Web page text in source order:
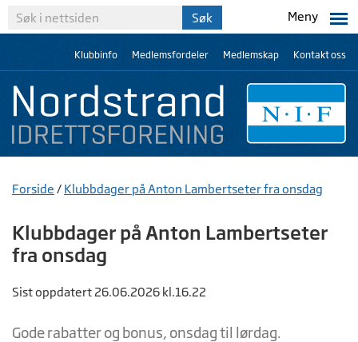
Meny
Klubbinfo Medlemsfordeler Medlemskap Kontakt oss
Forside / Klubbdager på Anton Lambertseter fra onsdag
Klubbdager på Anton Lambertseter
fra onsdag
Sist oppdatert 26.06.2026 kl.16.22
Gode rabatter og bonus, onsdag til lørdag.